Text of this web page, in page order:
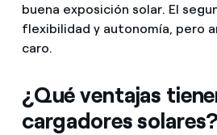
buena exposición solar. El
flexibilidad y autonomía, pero
caro.
¿Qué ventajas
cargadores solares?